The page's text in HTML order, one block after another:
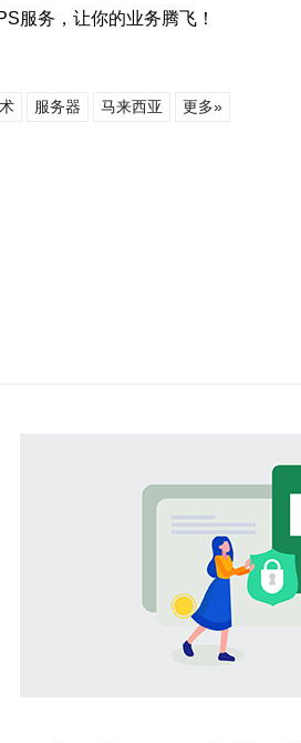
服务，让你的业务腾飞！
服务器 马来西亚 更多»